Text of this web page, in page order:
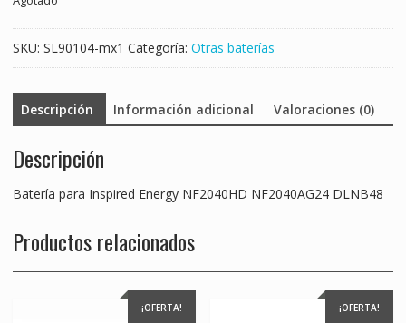
SKU: SL90104-mx1 Categoría: Otras baterías
Descripción Información adicional Valoraciones (0)
Descripción
Batería para Inspired Energy NF2040HD NF2040AG24 DLNB48
Productos relacionados
¡OFERTA! ¡OFERTA!